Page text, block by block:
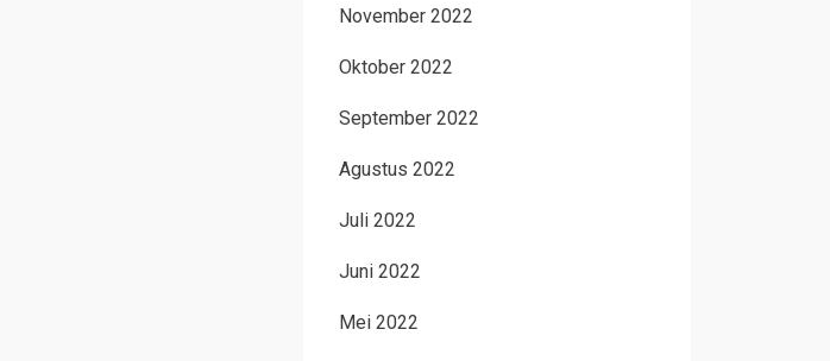
November 2022
Oktober 2022
September 2022
Agustus 2022
Juli 2022
Juni 2022
Mei 2022